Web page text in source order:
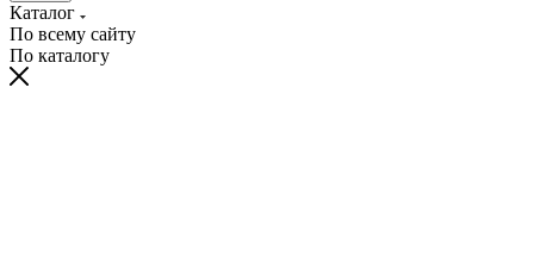
Каталог
По всему сайту
По каталогу